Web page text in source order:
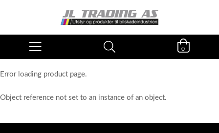
0
Error loading product page.
Object reference not set to an instance of an object.